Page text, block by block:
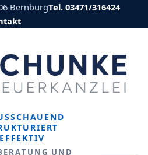
BernburgTel. 03471/316424
UND